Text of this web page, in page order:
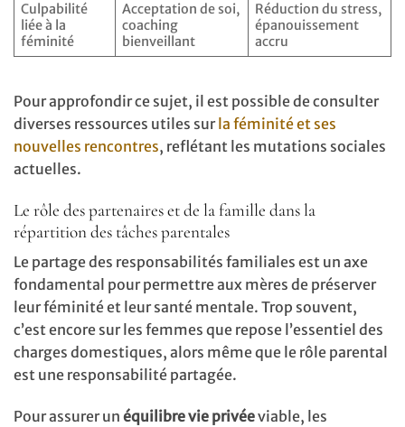
Culpabilité
liée à la
féminité
Acceptation de soi,
coaching
bienveillant
Réduction du stress,
épanouissement
accru
Pour approfondir ce sujet, il est possible de consulter
diverses ressources utiles surla féminité et ses
nouvelles rencontres, reflétant les mutations sociales
actuelles.
Le rôle des partenaires et de la famille dans la
répartition des tâches parentales
Le partage des responsabilités familiales est un axe
fondamental pour permettre aux mères de préserver
leur féminité et leur santé mentale. Trop souvent,
c’est encore sur les femmes que repose l’essentiel des
charges domestiques, alors même que le rôle parental
est une responsabilité partagée.
Pour assurer un équilibre vie privéeviable, les